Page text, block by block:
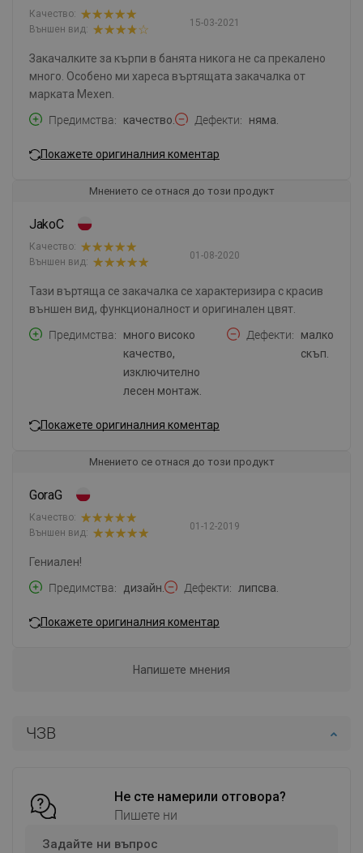
ЧЗВ
Не сте намерили отговора?
Пишете ни
Задайте ни въпрос
15-03-2021
Качество:
Външен вид:
Закачалките за кърпи в банята никога не са прекалено
много. Особено ми хареса въртящата закачалка от
марката Mexen.
Предимства
качество. Дефекти няма.
Покажете оригиналния коментар
Мнението се отнася до този продукт
JakoC
01-08-2020
Качество:
Външен вид:
Тази въртяща се закачалка се характеризира с красив
външен вид, функционалност и оригинален цвят.
Предимства
много високо
качество,
изключително
лесен монтаж.
Дефекти
малко
скъп.
Покажете оригиналния коментар
Мнението се отнася до този продукт
GoraG
01-12-2019
Качество:
Външен вид:
Гениален!
Предимства
дизайн. Дефекти липсва.
Покажете оригиналния коментар
Напишете мнения